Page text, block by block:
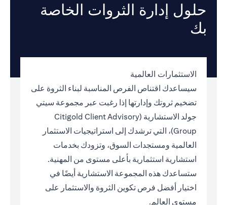
حلول إدارة الثروات الخاصة
الاستثمارات العالمية
سيساعدك اقتناص الفرص المناسبة لبناء الثروة على
تضخيم ثروتك وإدارتها إذا رغبت عبر مجموعة سيتي
جولد الاستشارية (Citigold Client Advisory
Group)، التي ترشدك إلى استراتيجيات الاستثمار
العالمية ومستجدات السوق، وتزودك بخدمات
استشارية استثمارية بأعلى مستوى من المهنية.
ستساعدك هذه المجموعة الاستشارية أيضًا في
اختيار أفضل فرص تكوين الثروة والاستثمار على
مستوى العالم.